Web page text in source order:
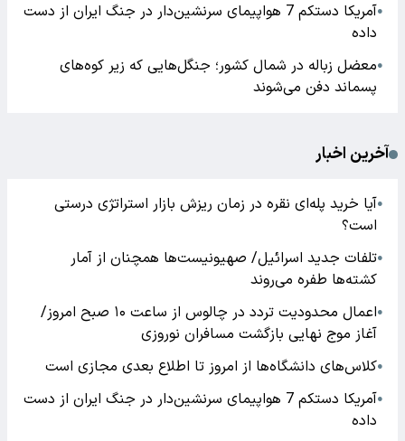
●
آمریکا دستکم 7 هواپیمای سرنشین‌دار در جنگ ایران از دست
داده
●معضل زباله در شمال کشور؛ جنگل‌هایی که زیر کوه‌های
پسماند دفن می‌شوند
آخرین اخبار
●آیا خرید پله‌ای نقره در زمان ریزش بازار استراتژی درستی
است؟
●تلفات جدید اسرائیل/ صهیونیست‌ها همچنان از آمار
کشته‌ها طفره می‌روند
●
اعمال محدودیت تردد در چالوس از ساعت ۱۰ صبح امروز/
آغاز موج نهایی بازگشت مسافران نوروزی
●کلاس‌های دانشگاه‌ها از امروز تا اطلاع بعدی مجازی است
●
آمریکا دستکم 7 هواپیمای سرنشین‌دار در جنگ ایران از دست
داده